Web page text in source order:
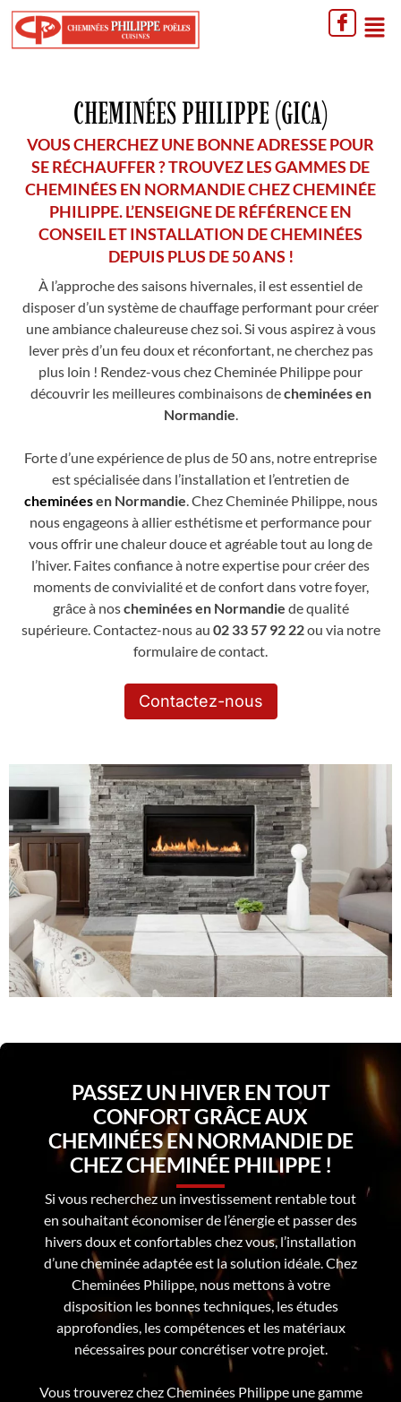
CHEMINÉES PHILIPPE (GICA)
VOUS CHERCHEZ UNE BONNE ADRESSE POUR
SE RÉCHAUFFER ? TROUVEZ LES GAMMES DE
CHEMINÉES EN NORMANDIE CHEZ CHEMINÉE
PHILIPPE. L’ENSEIGNE DE RÉFÉRENCE EN
CONSEIL ET INSTALLATION DE CHEMINÉES
DEPUIS PLUS DE 50 ANS !
À l’approche des saisons hivernales, il est essentiel de
disposer d’un système de chauffage performant pour créer
une ambiance chaleureuse chez soi. Si vous aspirez à vous
lever près d’un feu doux et réconfortant, ne cherchez pas
plus loin ! Rendez-vous chez Cheminée Philippe pour
découvrir les meilleures combinaisons decheminées en
Normandie.
Forte d’une expérience de plus de 50 ans, notre entreprise
est spécialisée dans l’installation et l’entretien de
cheminéesen Normandie. Chez Cheminée Philippe, nous
nous engageons à allier esthétisme et performance pour
vous offrir une chaleur douce et agréable tout au long de
l’hiver. Faites confiance à notre expertise pour créer des
moments de convivialité et de confort dans votre foyer,
grâce à noscheminées en Normandie de qualité
supérieure. Contactez-nous au 02 33 57 92 22ou via notre
formulaire de contact.
Contactez-nous
PASSEZ UN HIVER EN TOUT
CONFORT GRÂCE AUX
CHEMINÉES EN NORMANDIE DE
CHEZ CHEMINÉE PHILIPPE !
Si vous recherchez un investissement rentable tout
en souhaitant économiser de l’énergie et passer des
hivers doux et confortables chez vous, l’installation
d’une cheminée adaptée est la solution idéale. Chez
Cheminées Philippe, nous mettons à votre
disposition les bonnes techniques, les études
approfondies, les compétences et les matériaux
nécessaires pour concrétiser votre projet.
Vous trouverez chez Cheminées Philippe une gamme